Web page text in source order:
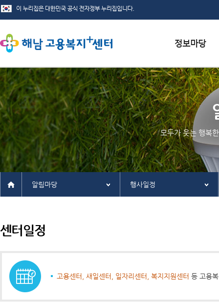
서식자료실
채용정보
인재정보
관련사이트
모두가 웃는 행복
알림마당 행사일정
센터일정
고용센터, 새일센터, 일자리센터, 복지지원센터 등 고용